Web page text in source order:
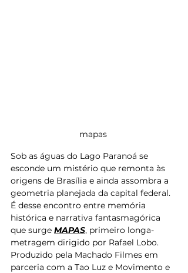
mapas
Sob as águas do Lago Paranoá se
esconde um mistério que remonta às
origens de Brasília e ainda assombra a
geometria planejada da capital federal.
É desse encontro entre memória
histórica e narrativa fantasmagórica
que surge MAPAS, primeiro longa-
metragem dirigido por Rafael Lobo.
Produzido pela Machado Filmes em
parceria com a Tao Luz e Movimento e